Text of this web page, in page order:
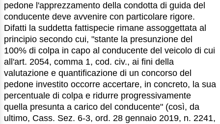
pedone l'apprezzamento della condotta di guida del
conducente deve avvenire con particolare rigore.
Difatti la suddetta fattispecie rimane assoggettata al
principio secondo cui, "stante la presunzione del
100% di colpa in capo al conducente del veicolo di cui
all'art. 2054, comma 1, cod. civ., ai fini della
valutazione e quantificazione di un concorso del
pedone investito occorre accertare, in concreto, la sua
percentuale di colpa e ridurre progressivamente
quella presunta a carico del conducente" (così, da
ultimo, Cass. Sez. 6-3, ord. 28 gennaio 2019, n. 2241,